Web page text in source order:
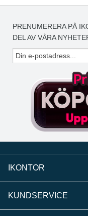
PRENUMERERA PÅ
DEL AV VÅRA
IKONTOR
KUNDSERVICE